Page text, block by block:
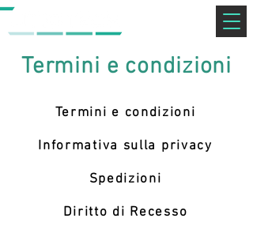
Termini e condizioni
Termini e condizioni
Informativa sulla privacy
Spedizioni
Diritto di Recesso